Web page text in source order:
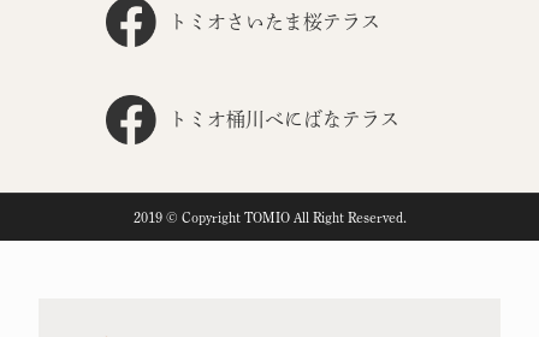
トミオさいたま桜テラス
トミオ桶川べにばなテラス
2019 © Copyright TOMIO All Right Reserved.